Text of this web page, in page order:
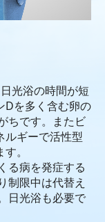
光浴の時間が短
Dを多く含む卵の
ちです。またビ
ルギーで活性型
。
る病を発症する
制限中は代替え
日光浴も必要で